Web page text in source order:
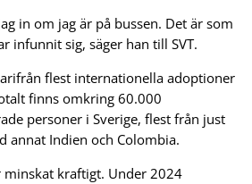
in om jag är på bussen. Det är som
infunnit sig, säger han till SVT.
flest internationella adoptioner
finns omkring 60.000
personer i Sverige, flest från just
annat Indien och Colombia.
kraftigt. Under 2024